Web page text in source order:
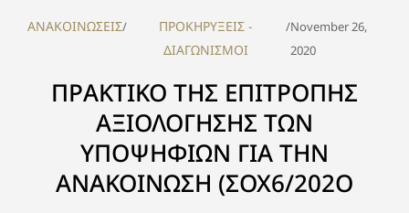
ΑΝΑΚΟΙΝΩΣΕΙΣ/
ΠΡΟΚΗΡΥΞΕΙΣ -
ΔΙΑΓΩΝΙΣΜΟΙ
/November 26,
2020
ΠΡΑΚΤΙΚΟ ΤΗΣ ΕΠΙΤΡΟΠΗΣ
ΑΞΙΟΛΟΓΗΣΗΣ ΤΩΝ
ΥΠΟΨΗΦΙΩΝ ΓΙΑ ΤΗΝ
ΑΝΑΚΟΙΝΩΣΗ (ΣΟΧ6/202Ο